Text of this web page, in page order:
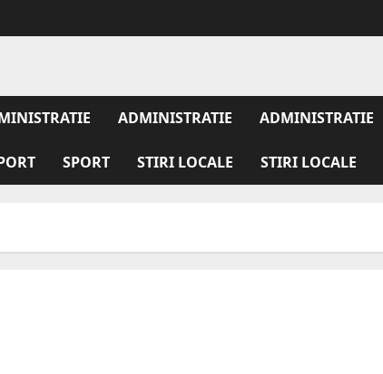
ADMINISTRATIE ADMINISTRATIE
SPORT STIRI LOCALE STIRI LOCALE